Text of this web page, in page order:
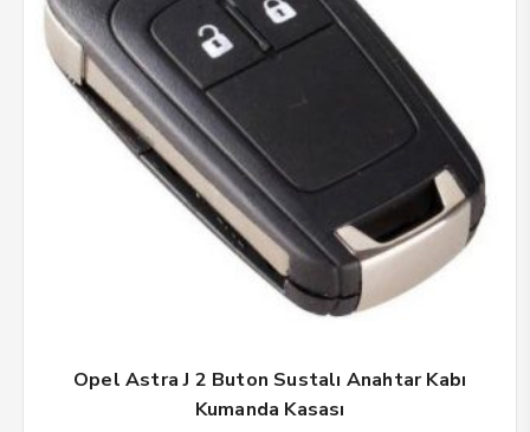
Opel Astra J 2 Buton Sustalı Anahtar Kabı
Kumanda Kasası